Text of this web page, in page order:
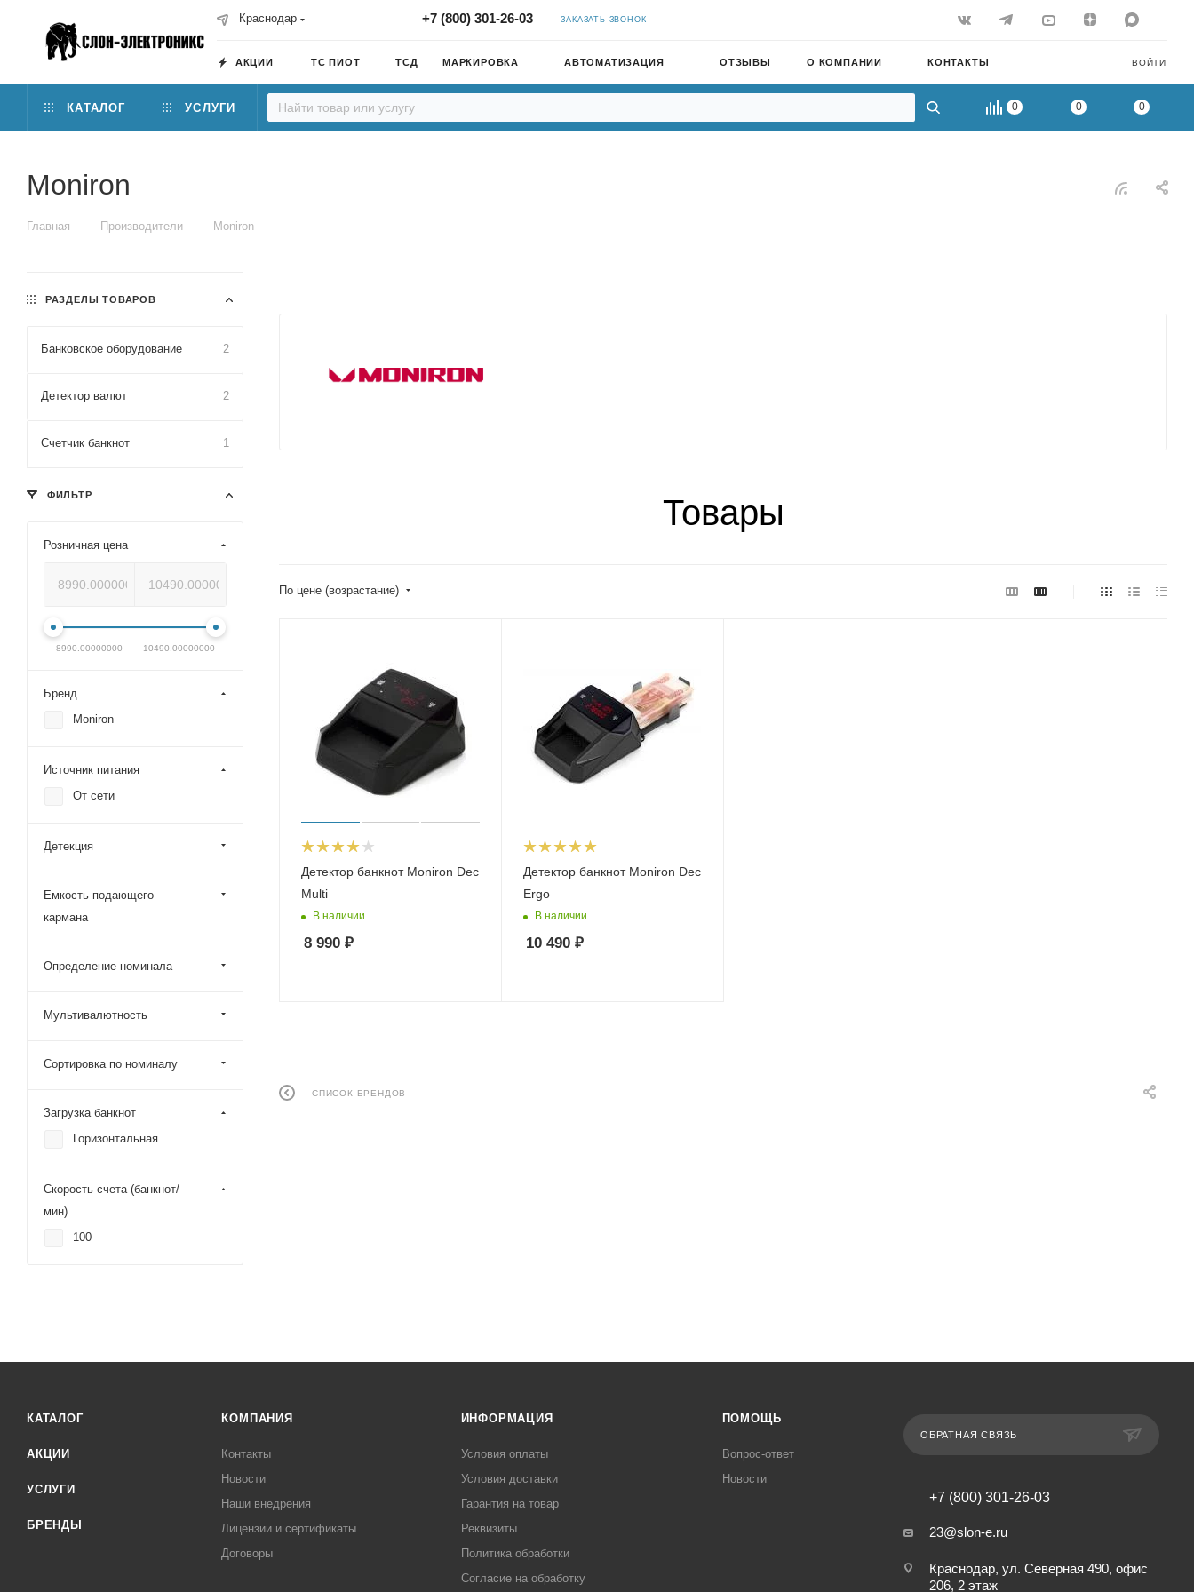
Краснодар +7 (800) 301-26-03 ЗАКАЗАТЬ ЗВОНОК
ВОЙТИ
АКЦИИ ТС ПИОТ ТСД МАРКИРОВКА АВТОМАТИЗАЦИЯ ОТЗЫВЫ О КОМПАНИИ КОНТАКТЫ
0 0 0
КАТАЛОГ УСЛУГИ
Moniron
Главная — Производители — Moniron
Товары
По цене (возрастание)
Детектор банкнот Moniron Dec
Multi
В наличии
8 990 ₽
Детектор банкнот Moniron Dec
Ergo
В наличии
10 490₽
СПИСОК БРЕНДОВ
РАЗДЕЛЫ ТОВАРОВ
Банковское оборудование 2
Детектор валют 2
Счетчик банкнот 1
ФИЛЬТР
Розничная цена
8990.00000000 10490.00000000
Бренд
Moniron
Источник питания
От сети
Детекция
Емкость подающего
кармана
Определение номинала
Мультивалютность
Сортировка по номиналу
Загрузка банкнот
Горизонтальная
Скорость счета (банкнот/
мин)
100
КАТАЛОГ
АКЦИИ
УСЛУГИ
БРЕНДЫ
КОМПАНИЯ
Контакты
Новости
Наши внедрения
Лицензии и сертификаты
Договоры
ИНФОРМАЦИЯ
Условия оплаты
Условия доставки
Гарантия на товар
Реквизиты
Политика обработки
Согласие на обработку
ПОМОЩЬ
Вопрос-ответ
Новости
ОБРАТНАЯ СВЯЗЬ
+7 (800) 301-26-03
23@slon-e.ru
Краснодар, ул. Северная 490, офис
206, 2 этаж